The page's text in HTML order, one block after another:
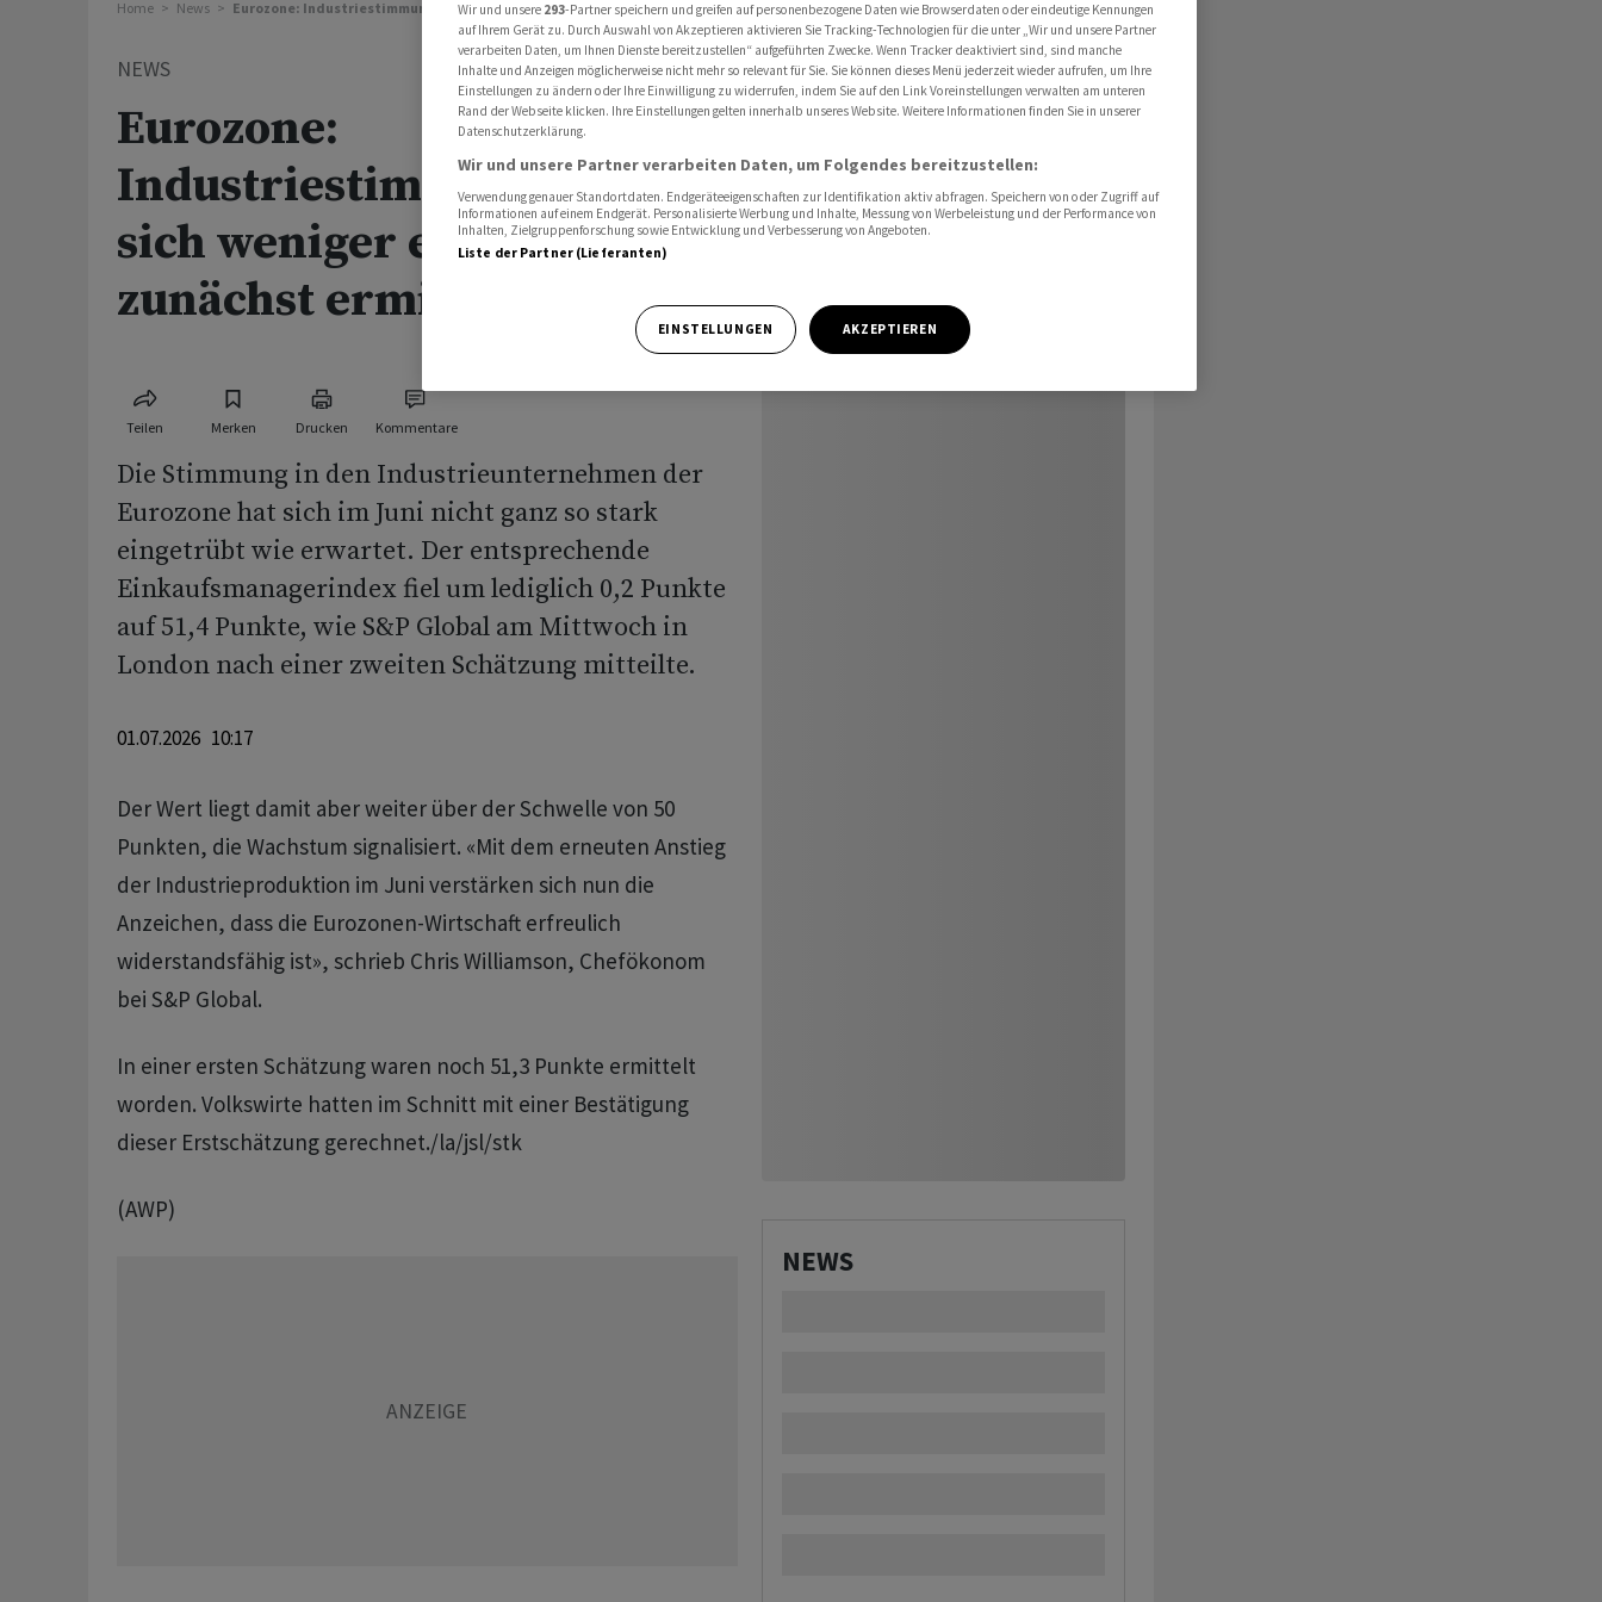
Home News Eurozone: Industriestimmung trübt sich weniger ein als zunächst ermittelt
NEWS
Eurozone:
Industriestimmung trübt
sich weniger ein als
zunächst ermittelt
Teilen Merken Drucken Kommentare
Die Stimmung in den Industrieunternehmen der
Eurozone hat sich im Juni nicht ganz so stark
eingetrübt wie erwartet. Der entsprechende
Einkaufsmanagerindex fiel um lediglich 0,2 Punkte
auf 51,4 Punkte, wie S&P Global am Mittwoch in
London nach einer zweiten Schätzung mitteilte.
01.07.2026 10:17
Der Wert liegt damit aber weiter über der Schwelle von 50
Punkten, die Wachstum signalisiert. «Mit dem erneuten Anstieg
der Industrieproduktion im Juni verstärken sich nun die
Anzeichen, dass die Eurozonen-Wirtschaft erfreulich
widerstandsfähig ist», schrieb Chris Williamson, Chefökonom
bei S&P Global.
In einer ersten Schätzung waren noch 51,3 Punkte ermittelt
worden. Volkswirte hatten im Schnitt mit einer Bestätigung
dieser Erstschätzung gerechnet./la/jsl/stk
(AWP)
NEWS
Wir und unsere 293-Partner speichern und greifen auf personenbezogene Daten wie Browserdaten oder eindeutige Kennungen
auf Ihrem Gerät zu. Durch Auswahl von Akzeptieren aktivieren Sie Tracking-Technologien für die unter „Wir und unsere Partner
verarbeiten Daten, um Ihnen Dienste bereitzustellen“ aufgeführten Zwecke. Wenn Tracker deaktiviert sind, sind manche
Inhalte und Anzeigen möglicherweise nicht mehr so relevant für Sie. Sie können dieses Menü jederzeit wieder aufrufen, um Ihre
Einstellungen zu ändern oder Ihre Einwilligung zu widerrufen, indem Sie auf den Link Voreinstellungen verwalten am unteren
Rand der Webseite klicken. Ihre Einstellungen gelten innerhalb unseres Website. Weitere Informationen finden Sie in unserer
Datenschutzerklärung.
Wir und unsere Partner verarbeiten Daten, um Folgendes bereitzustellen:
Verwendung genauer Standortdaten. Endgeräteeigenschaften zur Identifikation aktiv abfragen. Speichern von oder Zugriff auf
Informationen auf einem Endgerät. Personalisierte Werbung und Inhalte, Messung von Werbeleistung und der Performance von
Inhalten, Zielgruppenforschung sowie Entwicklung und Verbesserung von Angeboten.
Liste der Partner (Lieferanten)
EINSTELLUNGEN AKZEPTIEREN